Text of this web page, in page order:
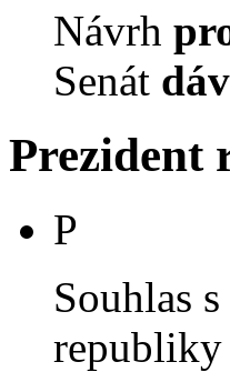
Návrh
Senát
Prezident
P
Souhlas
republiky